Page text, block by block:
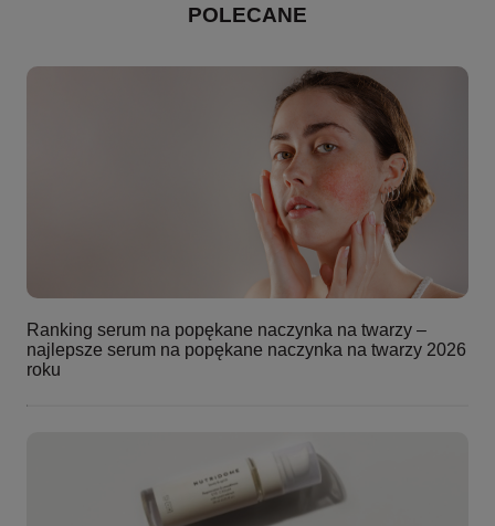
POLECANE
Ranking serum na popękane naczynka na twarzy –
najlepsze serum na popękane naczynka na twarzy 2026
roku